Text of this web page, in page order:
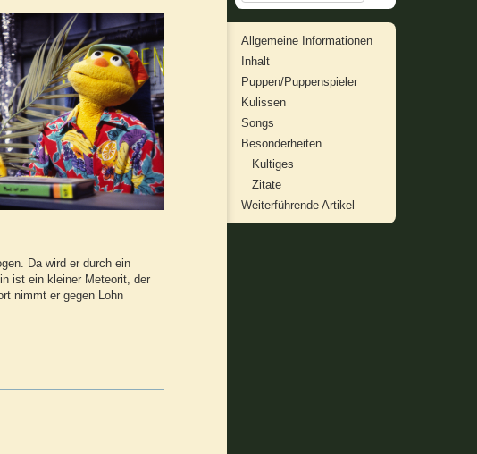
Da wird er durch ein
ist ein kleiner Meteorit, der
nimmt er gegen Lohn
Allgemeine Informationen
Inhalt
Puppen/Puppenspieler
Kulissen
Songs
Besonderheiten
Kultiges
Zitate
Weiterführende Artikel